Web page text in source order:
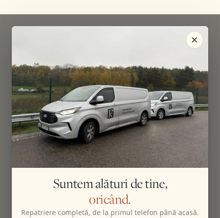
Suntem alături de tine,
oricând.
Repatriere completă, de la primul telefon până acasă.